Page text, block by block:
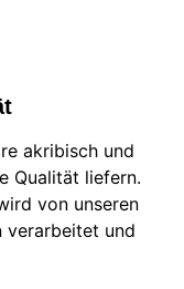
akribisch und
Qualität liefern.
von unseren
verarbeitet und